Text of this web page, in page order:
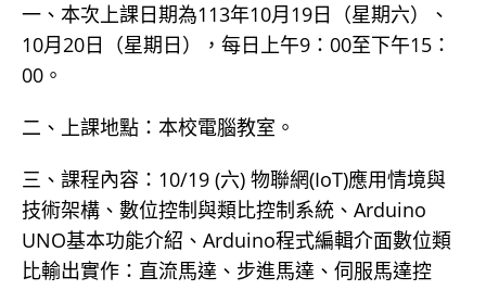
一、本次上課日期為113年10月19日（星期六）、
10月20日（星期日），每日上午9：00至下午15：
00。
二、上課地點：本校電腦教室。
三、課程內容：10/19 (六) 物聯網(IoT)應用情境與
技術架構、數位控制與類比控制系統、Arduino
UNO基本功能介紹、Arduino程式編輯介面數位類
比輸出實作：直流馬達、步進馬達、伺服馬達控